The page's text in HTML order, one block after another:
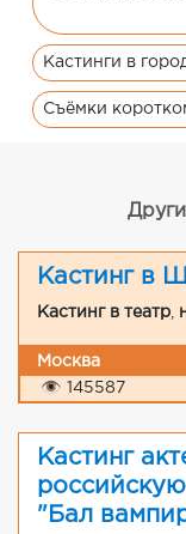
Кастинги в
Съёмки
Кастинг в
Кастинг в театр
Москва
👁 145587
Кастинг
"Бал